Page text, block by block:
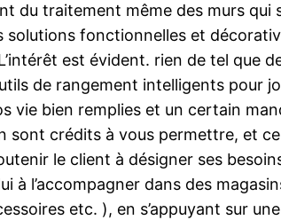
du traitement même des murs
fonctionnelles et
est évident. rien de tel que
de rangement intelligents pour
vie bien remplies et un certain
sont crédits à vous permettre, et
le client à désigner ses
l’accompagner dans des
etc. ), en s’appuyant sur